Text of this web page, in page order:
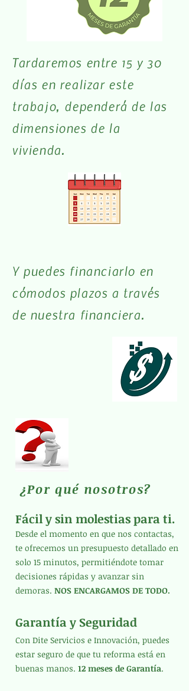
Tardaremos entre 15 y 30
días en realizar este
trabajo, dependerá de las
dimensiones de la
vivienda.
Y puedes financiarlo en
cómodos plazos a través
de nuestra financiera.
¿Por qué nosotros?
Fácil y sin molestias para ti.
Desde el momento en que nos contactas,
te ofrecemos un presupuesto detallado en
solo 15 minutos, permitiéndote tomar
decisiones rápidas y avanzar sin
demoras. NOS ENCARGAMOS DE TODO.
Garantía y Seguridad
Con Dite Servicios e Innovación, puedes
estar seguro de que tu reforma está en
buenas manos. 12 meses de Garantía.